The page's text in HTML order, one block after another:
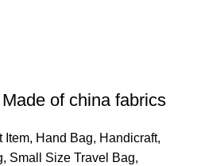
of china fabrics
Item, Hand Bag, Handicraft,
, Small Size Travel Bag,